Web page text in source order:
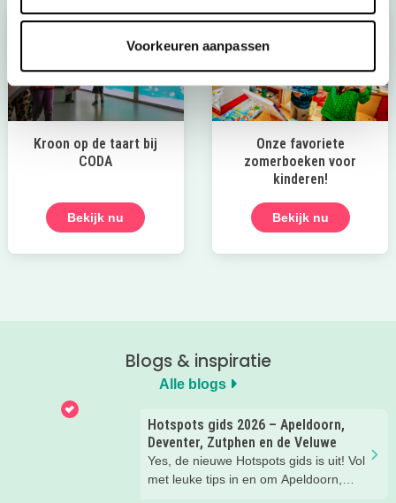
Voorkeuren aanpassen
Kroon op de taart bij
CODA
Bekijk nu
Onze favoriete
zomerboeken voor
kinderen!
Bekijk nu
Blogs & inspiratie
Alle blogs
Hotspots gids 2026 – Apeldoorn,
Deventer, Zutphen en de Veluwe
Yes, de nieuwe Hotspots gids is uit! Vol
met leuke tips in en om Apeldoorn,